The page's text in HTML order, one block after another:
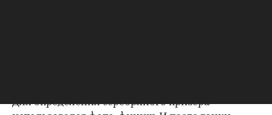
Для определения серебряного призера